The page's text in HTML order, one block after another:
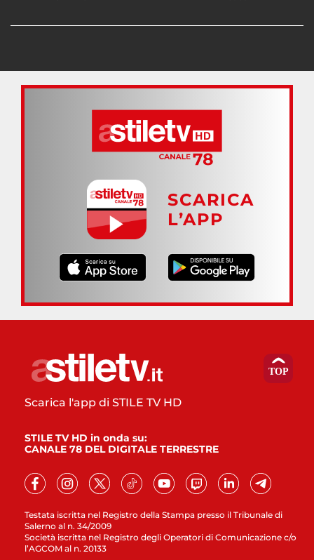
SCARICA
L’APP
Testata iscritta nel Registro della Stampa presso il Tribunale di
Salerno al n. 34/2009
Società iscritta nel Registro degli Operatori di Comunicazione c/o
l’AGCOM al n. 20133
Scarica l'app di STILE TV HD
STILE TV HD in onda su:
CANALE 78 DEL DIGITALE TERRESTRE